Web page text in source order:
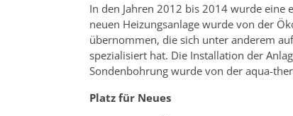
In den Jahren 2012 bis 2014 wurde eine
neuen Heizungsanlage wurde von der
übernommen, die sich unter anderem
spezialisiert hat. Die Installation der
Sondenbohrung wurde von der aqua-
Platz für Neues